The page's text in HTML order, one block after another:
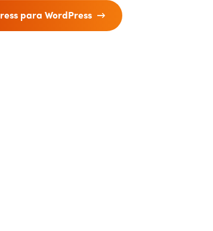
para WordPress